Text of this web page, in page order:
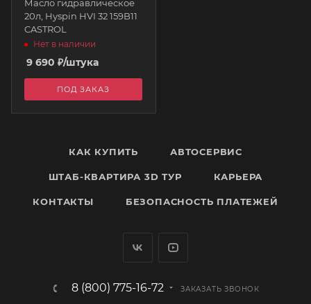
Масло гидравлическое
20л, Hyspin HVI 32 159B11
CASTROL
Нет в наличии
9 690 ₽/штука
ПОД ЗАКАЗ
КАК КУПИТЬ АВТОСЕРВИС
ШТАБ-КВАРТИРА 3D ТУР КАРЬЕРА
КОНТАКТЫ БЕЗОПАСНОСТЬ ПЛАТЕЖЕЙ
8 (800) 775-16-72 ЗАКАЗАТЬ ЗВОНОК